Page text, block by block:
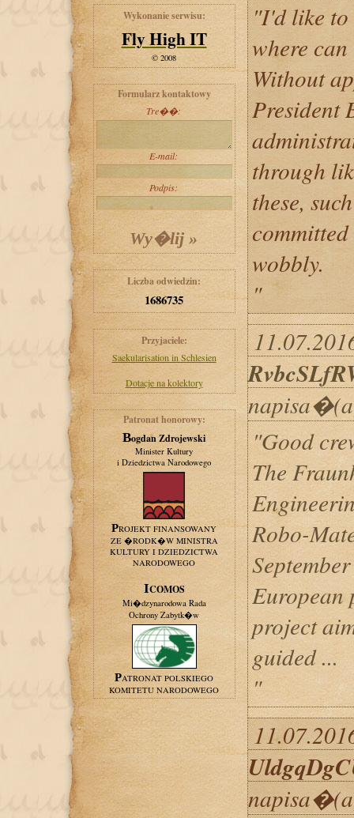
Wykonanie serwisu:
Fly High IT
© 2008
Formularz kontaktowy
Tre��:
E-mail:
Podpis:
Liczba odwiedzin:
1686735
Przyjaciele:
Saekularisation in Schlesien
Dotacje na kolektory
Patronat honorowy:
Bogdan Zdrojewski
Minister Kultury
i Dziedzictwa Narodowego
PROJEKT FINANSOWANY
ZE �RODK�W MINISTRA
KULTURY I DZIEDZICTWA
NARODOWEGO
ICOMOS
Mi�dzynarodowa Rada
Ochrony Zabytk�w
PATRONAT POLSKIEGO
KOMITETU NARODOWEGO
"I'd like to
where
Without
President
through
these,
wobbly.
"
"Good
The
Robo-
European
project
guided ...
"